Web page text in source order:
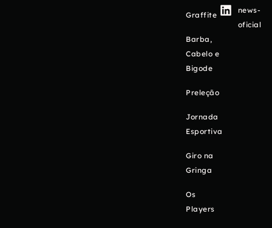
Graffite
Barba,
Cabelo e
Bigode
Preleção
Jornada
Esportiva
Giro na
Gringa
Os
Players
news-
oficial